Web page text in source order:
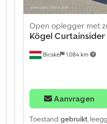
Bicske 1.084 km
Open oplegger met
KögelCurtainsider
Aanvragen
Toestand:gebruikt,